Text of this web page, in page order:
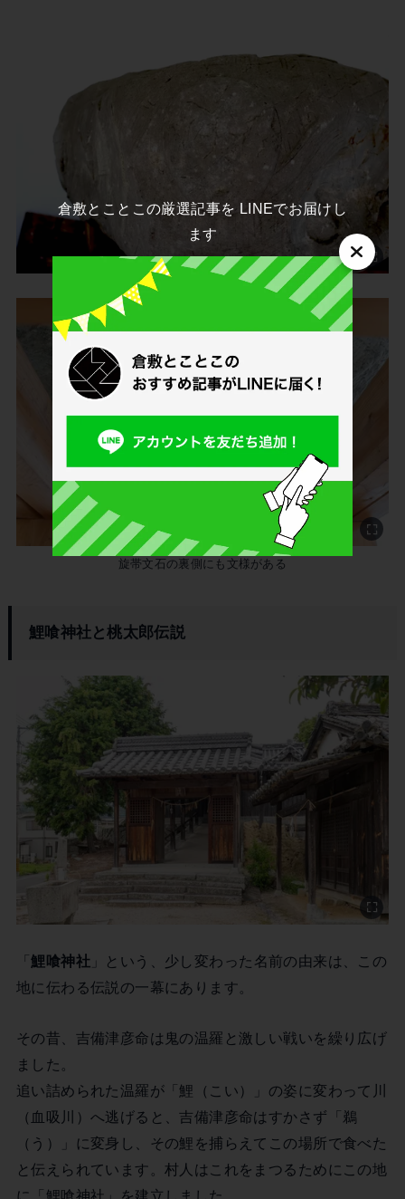
旋帯文石の裏側にも文様がある
鯉喰神社と桃太郎伝説
「鯉喰神社」という、少し変わった名前の由来は、この
地に伝わる伝説の一幕にあります。
その昔、吉備津彦命は鬼の温羅と激しい戦いを繰り広げ
ました。
追い詰められた温羅が「鯉（こい）」の姿に変わって川
（血吸川）へ逃げると、吉備津彦命はすかさず「鵜
（う）」に変身し、その鯉を捕らえてこの場所で食べた
と伝えられています。村人はこれをまつるためにこの地
に「鯉喰神社」を建立しました。
倉敷とことこの厳選記事を LINEでお届けし
ます